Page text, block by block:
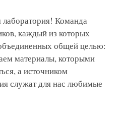
лаборатория! Команда
каждый из которых
общей целью:
материалы, которыми
а источником
служат для нас любимые